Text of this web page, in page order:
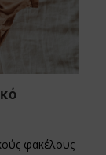
φακέλους